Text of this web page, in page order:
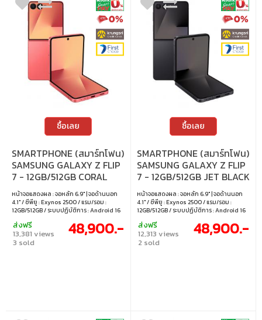
ซื้อเลย
SMARTPHONE (สมาร์ทโฟน)
SAMSUNG GALAXY Z FLIP
7 - 12GB/512GB CORAL
RED
หน้าจอแสดงผล : จอหลัก 6.9" | จอด้านนอก
4.1" / ซีพียู : Exynos 2500 / แรม/รอม :
12GB/512GB / ระบบปฏิบัติการ : Android 16
ส่งฟรี
13,381 views
3 sold
48,900.-
ซื้อเลย
SMARTPHONE (สมาร์ทโฟน)
SAMSUNG GALAXY Z FLIP
7 - 12GB/512GB JET BLACK
หน้าจอแสดงผล : จอหลัก 6.9" | จอด้านนอก
4.1" / ซีพียู : Exynos 2500 / แรม/รอม :
12GB/512GB / ระบบปฏิบัติการ : Android 16
ส่งฟรี
12,313 views
2 sold
48,900.-